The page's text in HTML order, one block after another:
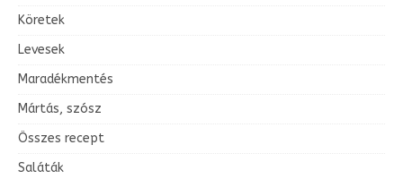
Köretek
Levesek
Maradékmentés
Mártás, szósz
Összes recept
Saláták